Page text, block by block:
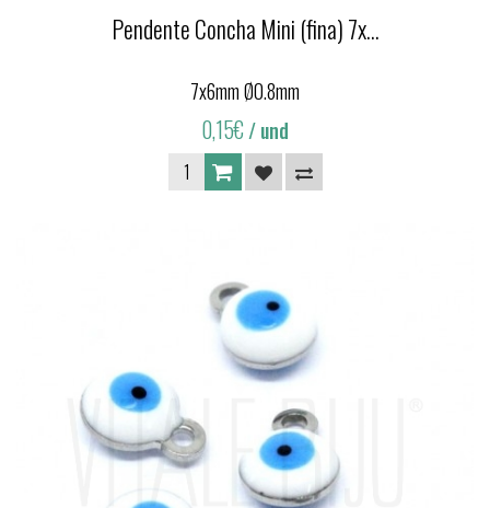
Pendente Concha Mini (fina) 7x...
7x6mm Ø0.8mm
0,15€/ und